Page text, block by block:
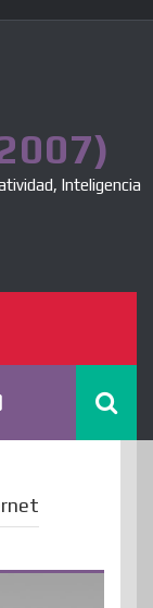
Inteligencia